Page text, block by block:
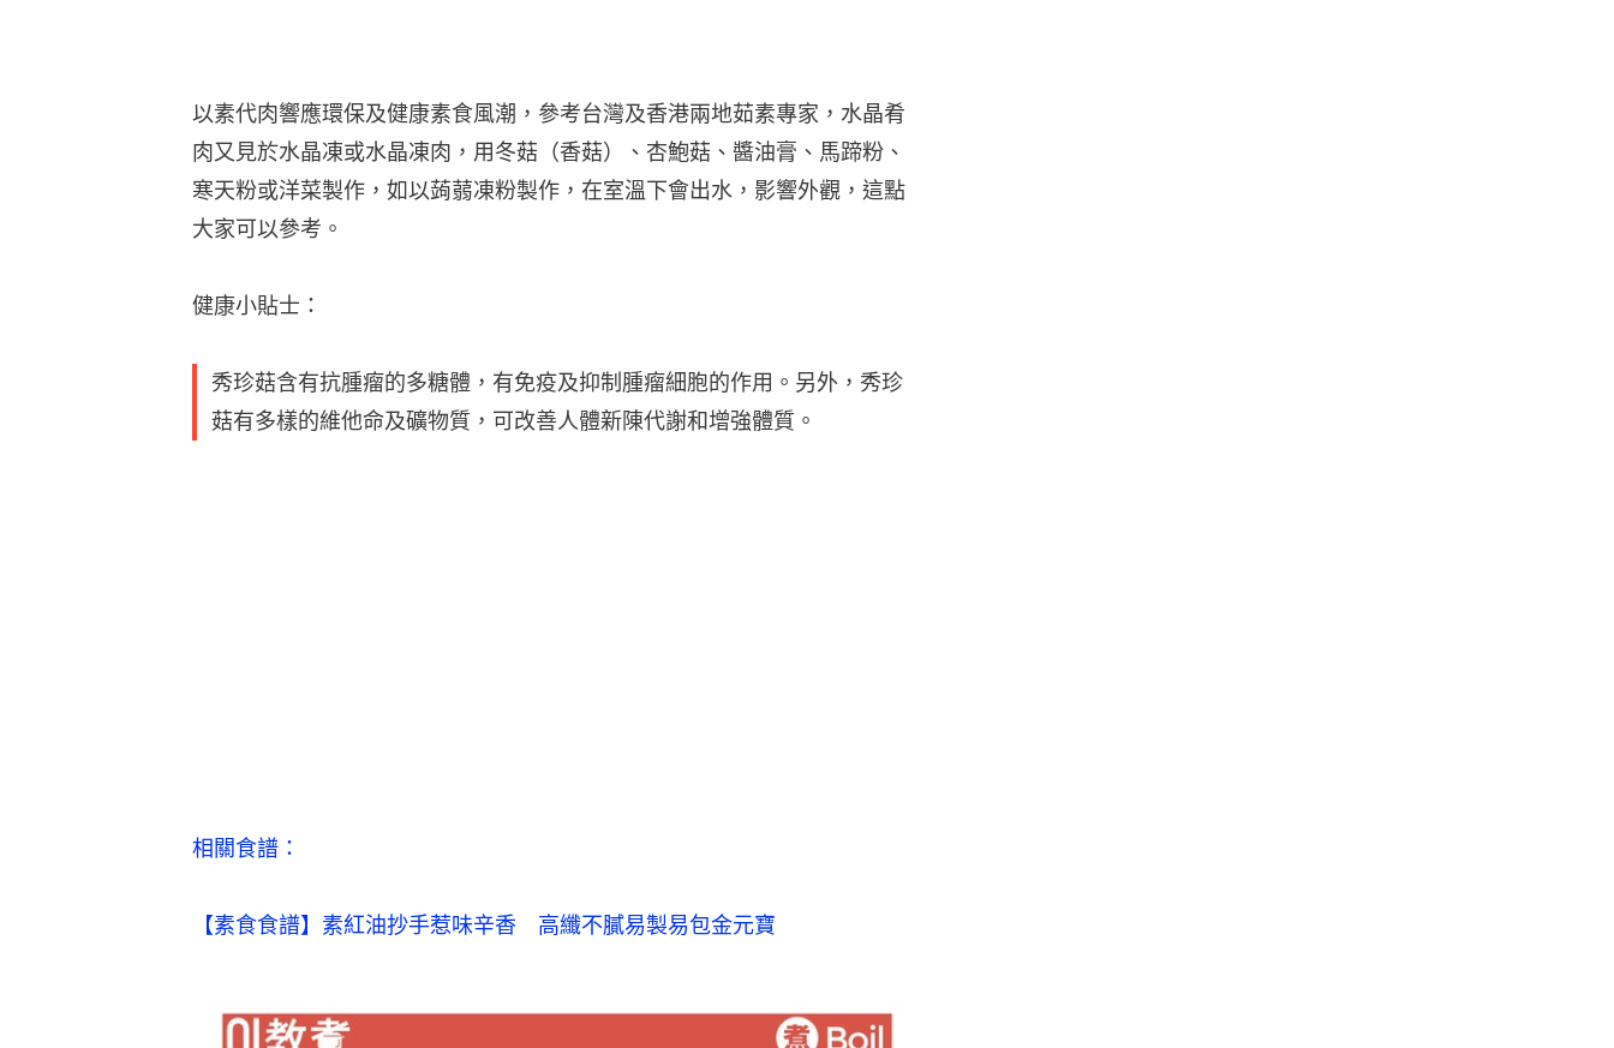
以素代肉響應環保及健康素食風潮，參考台灣及香港兩地茹素專家，水晶肴
肉又見於水晶凍或水晶凍肉，用冬菇（香菇）、杏鮑菇、醬油膏、馬蹄粉、
寒天粉或洋菜製作，如以蒟蒻凍粉製作，在室溫下會出水，影響外觀，這點
大家可以參考。
健康小貼士：
秀珍菇含有抗腫瘤的多糖體，有免疫及抑制腫瘤細胞的作用。另外，秀珍
菇有多樣的維他命及礦物質，可改善人體新陳代謝和增強體質。
相關食譜：
【素食食譜】素紅油抄手惹味辛香　高纖不膩易製易包金元寶